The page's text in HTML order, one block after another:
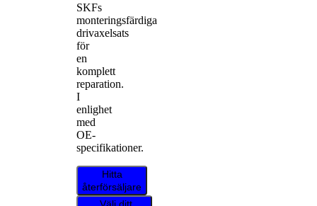
SKFs
monteringsfärdiga
drivaxelsats
för
en
komplett
reparation.
I
enlighet
med
OE-
specifikationer.
Hitta
återförsäljare